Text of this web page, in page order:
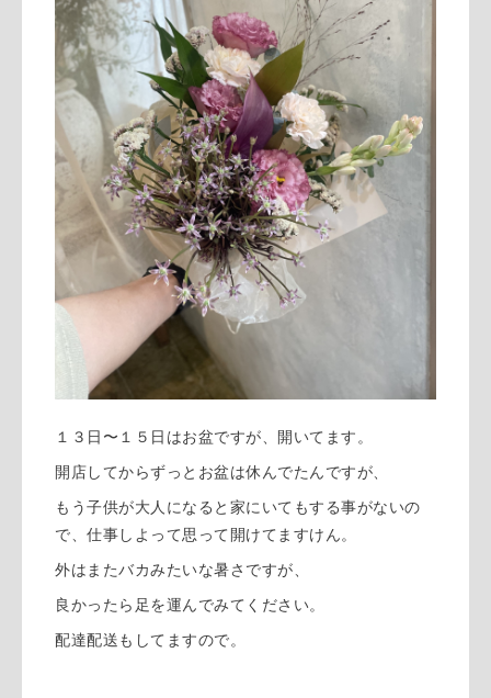
１３日〜１５日はお盆ですが、開いてます。
開店してからずっとお盆は休んでたんですが、
もう子供が大人になると家にいてもする事がないの
で、仕事しよって思って開けてますけん。
外はまたバカみたいな暑さですが、
良かったら足を運んでみてください。
配達配送もしてますので。